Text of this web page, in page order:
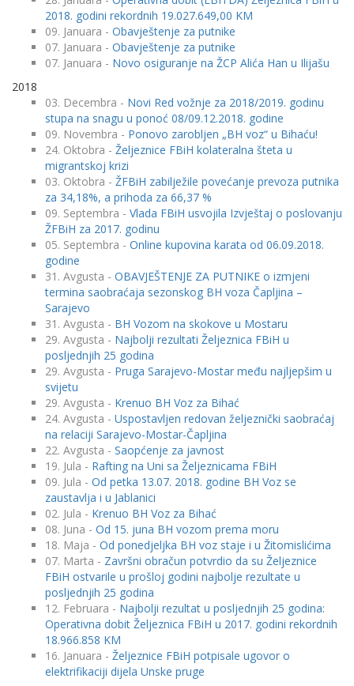
2018. godini rekordnih 19.027.649,00 KM
09. Januara - Obavještenje za putnike
07. Januara - Obavještenje za putnike
07. Januara - Novo osiguranje na ŽCP Alića Han u Ilijašu
2018
03. Decembra - Novi Red vožnje za 2018/2019. godinu
stupa na snagu u ponoć 08/09.12.2018. godine
09. Novembra - Ponovo zarobljen „BH voz“ u Bihaću!
24. Oktobra - Željeznice FBiH kolateralna šteta u
migrantskoj krizi
03. Oktobra - ŽFBiH zabilježile povećanje prevoza putnika
za 34,18%, a prihoda za 66,37 %
09. Septembra - Vlada FBiH usvojila Izvještaj o poslovanju
ŽFBiH za 2017. godinu
05. Septembra - Online kupovina karata od 06.09.2018.
godine
31. Avgusta - OBAVJEŠTENJE ZA PUTNIKE o izmjeni
termina saobraćaja sezonskog BH voza Čapljina –
Sarajevo
31. Avgusta - BH Vozom na skokove u Mostaru
29. Avgusta - Najbolji rezultati Željeznica FBiH u
posljednjih 25 godina
29. Avgusta - Pruga Sarajevo-Mostar među najljepšim u
svijetu
29. Avgusta - Krenuo BH Voz za Bihać
24. Avgusta - Uspostavljen redovan željeznički saobraćaj
na relaciji Sarajevo-Mostar-Čapljina
22. Avgusta - Saopćenje za javnost
19. Jula - Rafting na Uni sa Željeznicama FBiH
09. Jula - Od petka 13.07. 2018. godine BH Voz se
zaustavlja i u Jablanici
02. Jula - Krenuo BH Voz za Bihać
08. Juna - Od 15. juna BH vozom prema moru
18. Maja - Od ponedjeljka BH voz staje i u Žitomislićima
07. Marta - Završni obračun potvrdio da su Željeznice
FBiH ostvarile u prošloj godini najbolje rezultate u
posljednjih 25 godina
12. Februara - Najbolji rezultat u posljednjih 25 godina:
Operativna dobit Željeznica FBiH u 2017. godini rekordnih
18.966.858 KM
16. Januara - Željeznice FBiH potpisale ugovor o
elektrifikaciji dijela Unske pruge